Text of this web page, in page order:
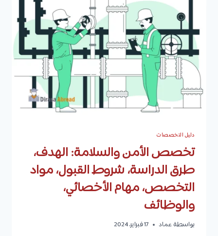
وأفضل
الجامعات
دليل التخصصات
تخصص الأمن والسلامة: الهدف،
طرق الدراسة، شروط القبول، مواد
التخصص، مهام الأخصائي،
والوظائف
بواسطة عماد 17 فبراير، 2024